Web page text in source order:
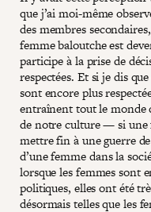
que j’ai moi-même
des membres
femme baloutche est
participe à la prise de
respectées. Et si je dis
sont encore plus
entraînent tout le monde
de notre culture — si une
mettre fin à une guerre
d’une femme dans la
lorsque les femmes sont
politiques, elles ont été
désormais telles que les